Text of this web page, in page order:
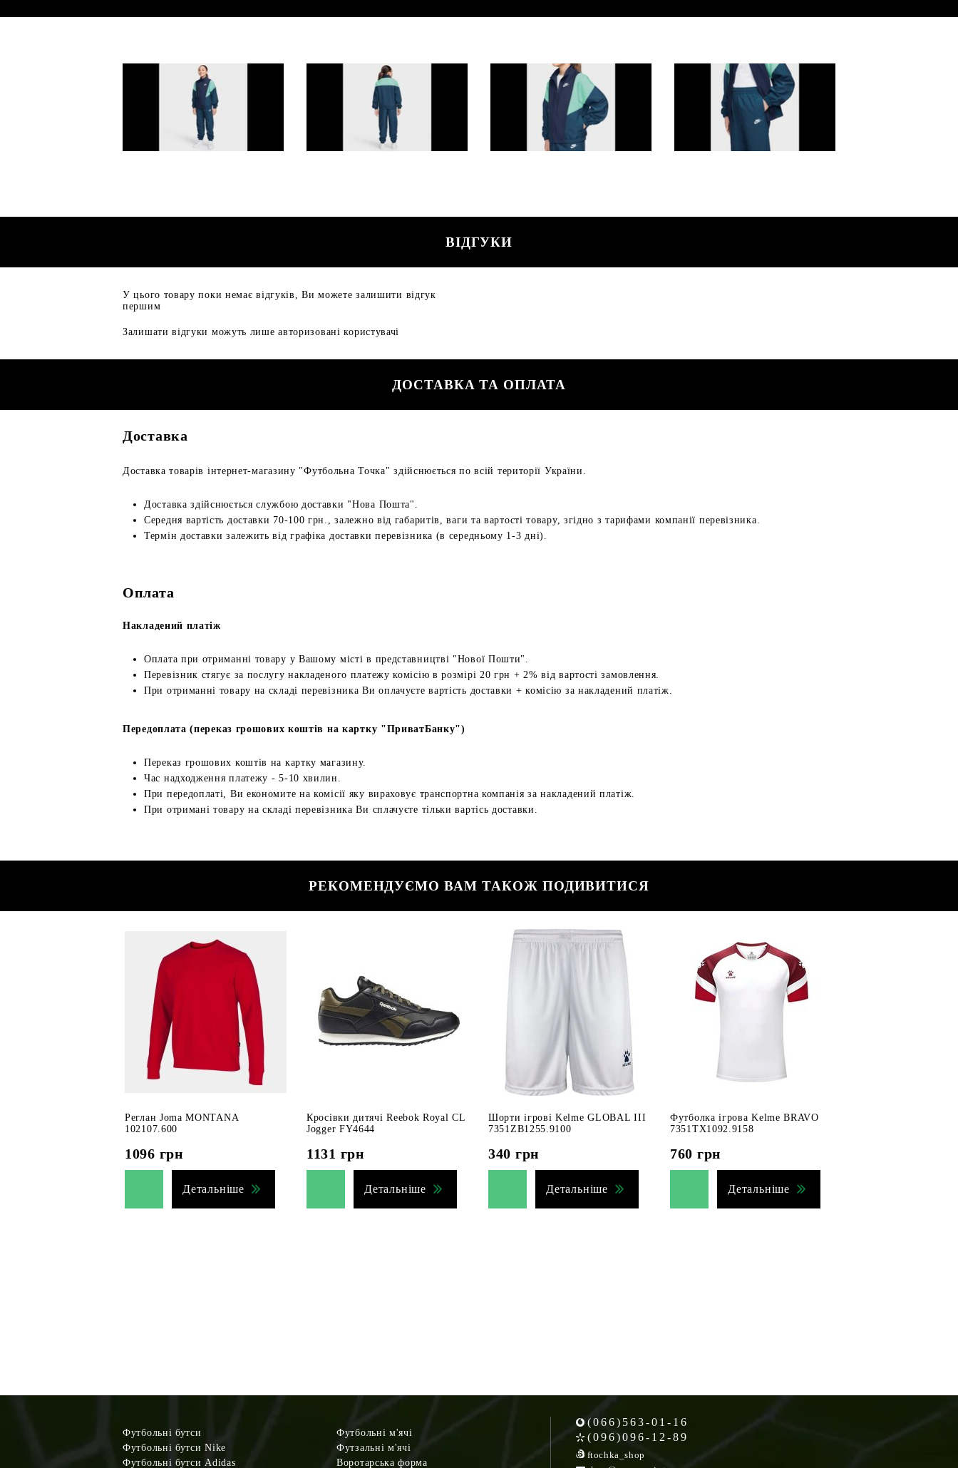
ВІДГУКИ
У цього товару поки немає відгуків, Ви можете залишити відгук
першим
Залишати відгуки можуть лише авторизовані користувачі
ДОСТАВКА ТА ОПЛАТА
Доставка
Доставка товарів інтернет-магазину "Футбольна Точка" здійснюється по всій території України.
Доставка здійснюється службою доставки "Нова Пошта".
Середня вартість доставки 70-100 грн., залежно від габаритів, ваги та вартості товару, згідно з тарифами компанії перевізника.
Термін доставки залежить від графіка доставки перевізника (в середньому 1-3 дні).
Оплата
Накладений платіж
Оплата при отриманні товару у Вашому місті в представництві "Нової Пошти".
Перевізник стягує за послугу накладеного платежу комісію в розмірі 20 грн + 2% від вартості замовлення.
При отриманні товару на складі перевізника Ви оплачуєте вартість доставки + комісію за накладений платіж.
Передоплата (переказ грошових коштів на картку "ПриватБанку")
Переказ грошових коштів на картку магазину.
Час надходження платежу - 5-10 хвилин.
При передоплаті, Ви економите на комісії яку вираховує транспортна компанія за накладений платіж.
При отримані товару на складі перевізника Ви сплачуєте тільки вартісь доставки.
РЕКОМЕНДУЄМО ВАМ ТАКОЖ ПОДИВИТИСЯ
Реглан Joma MONTANA
102107.600
1096 грн
Детальніше
Кросівки дитячі Reebok Royal CL
Jogger FY4644
1131 грн
Детальніше
Шорти ігрові Kelme GLOBAL III
7351ZB1255.9100
340 грн
Детальніше
Футболка ігрова Kelme BRAVO
7351TX1092.9158
760 грн
Детальніше
Футбольні бутси
Футбольні бутси Nike
Футбольні бутси Adidas
Футбольні м'ячі
Футзальні м'ячі
Воротарська форма
(066)563-01-16
(096)096-12-89
ftochka_shop